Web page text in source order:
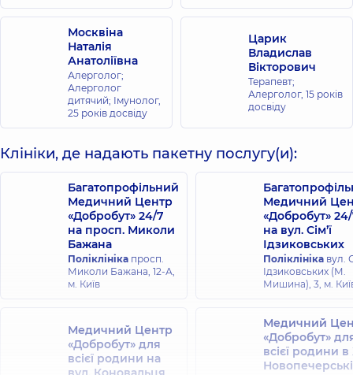
Москвіна
Наталія
Анатоліївна
Алерголог;
Алерголог
дитячий; Імунолог,
25 років досвіду
Царик
Владислав
Вікторович
Терапевт;
Алерголог, 15 років
досвіду
Клініки, де надають пакетну послугу(и):
Багатопрофільний
Медичний Центр
«Добробут» 24/7
на просп. Миколи
Бажана
Поліклініка просп.
Миколи Бажана, 12-А,
м. Київ
Медичний
«Добробут»
на вул. Сім’ї
Ідзиковських
Поліклініка вул.
Ідзиковських (М.
Мишина), 3, м.
Медичний Центр
«Добробут» для
всієї родини на
Медичний
«Добробут»
всієї родини
Новопечерські